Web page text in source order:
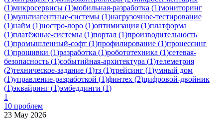
(1)микросервисы (1)мобильная-разработка (1)мониторинг
(1)мультиагентные-системы (1)нагрузочное-тестирование
(1)найм (1)ностро-лоро (1)оптимизация (1)платформа
(1)платёжные-системы (1)портал (1)производительность
(1)промышленный-софт (1)профилирование (1)процессинг
(1)прошивки (1)разработка (1)робототехника (1)сетевая-
безопасность (1)событийная-архитектура (1)телеметрия
(2)техническое-задание (1)тз (1)трейсинг (1)умный дом
(1)управление-разработкой (1)финтех (2)цифровой-двойник
(1)эквайринг (1)эмбеддинги (1)
1
10 проблем
23 May 2026